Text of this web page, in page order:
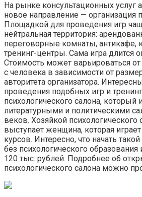
На рынке консультационных услуг
новое направление — организация
Площадкой для проведения игр
нейтральная территория:
переговорные комнаты, антикафе,
тренинг-центры. Сама игра длится
Стоимость может варьироваться
с человека в зависимости от
авторитета организатора.
проведения подобных игр и
психологического салона, который
литературными и политическими
веков. Хозяйкой психологического
выступает женщина, которая
курсов. Интересно, что начать
без психологического
120 тыс. рублей. Подробнее об
психологического салона можно